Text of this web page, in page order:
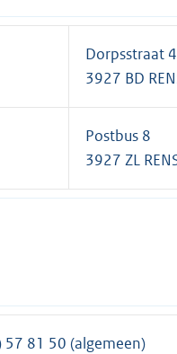
Dorpsstraat 4
3927 BD
Postbus 8
3927 ZL
57 81 50 (algemeen)